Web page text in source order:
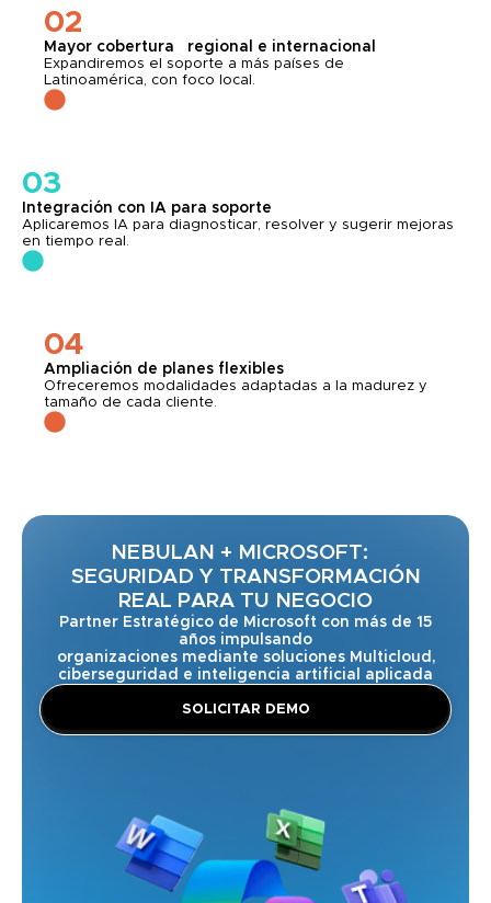
02
Mayor cobertura regional e internacional
Expandiremos el soporte a más países de
Latinoamérica, con foco local.
03
Integración con IA para soporte
Aplicaremos IA para diagnosticar, resolver y sugerir mejoras
en tiempo real.
04
Ampliación de planes flexibles
Ofreceremos modalidades adaptadas a la madurez y
tamaño de cada cliente.
NEBULAN + MICROSOFT:
SEGURIDAD Y TRANSFORMACIÓN
REAL PARA TU NEGOCIO
Partner Estratégico de Microsoft con más de 15
años impulsando
organizaciones mediante soluciones Multicloud,
ciberseguridad e inteligencia artificial aplicada
SOLICITAR DEMO